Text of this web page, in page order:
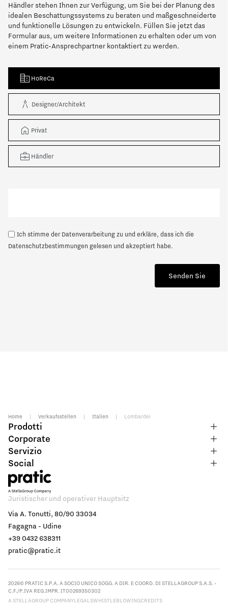
Händler stehen Ihnen zur Verfügung, um Sie bei der Planung des
idealen Beschattungssystems zu beraten und maßgeschneiderte
und funktionelle Lösungen zu entwickeln. Füllen Sie jetzt das
Formular aus, um weitere Informationen zu erhalten oder um von
einem Pratic-Ansprechpartner kontaktiert zu werden.
HoReCa
Designer/Architekt
Privat
Händler
Ich stimme der Datenverarbeitung zu und erkläre, dass ich die
Datenschutzbestimmungen gelesen und akzeptiert habe.
Senden Sie
Home | Verkaufsstellen | Italien | Lombardei
Prodotti
Corporate
Servizio
Social
Juristischer und operativer Hauptsitz
Via A. Tonutti, 80/90 33034
Fagagna - Udine
+39 0432 638311
pratic@pratic.it
2026© PRATIC S.P.A. A SOCIO UNICO SOGG. A DIR. E COORD. DI STELLAGROUP S.A.S. -
C.F./P.IVA REG.IMPR. IT00269350302
A STELLAGROUP COMPANYLEGALSWHISTLEBLOWINGCREDITS